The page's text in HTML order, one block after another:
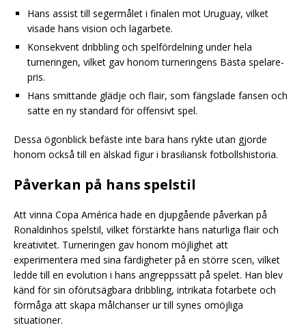
Hans assist till segermålet i finalen mot Uruguay, vilket
visade hans vision och lagarbete.
Konsekvent dribbling och spelfördelning under hela
turneringen, vilket gav honom turneringens Bästa spelare-
pris.
Hans smittande glädje och flair, som fängslade fansen och
satte en ny standard för offensivt spel.
Dessa ögonblick befäste inte bara hans rykte utan gjorde
honom också till en älskad figur i brasiliansk fotbollshistoria.
Påverkan på hans spelstil
Att vinna Copa América hade en djupgående påverkan på
Ronaldinhos spelstil, vilket förstärkte hans naturliga flair och
kreativitet. Turneringen gav honom möjlighet att
experimentera med sina färdigheter på en större scen, vilket
ledde till en evolution i hans angreppssätt på spelet. Han blev
känd för sin oförutsägbara dribbling, intrikata fotarbete och
förmåga att skapa målchanser ur till synes omöjliga
situationer.